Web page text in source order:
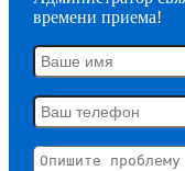
времени приема!